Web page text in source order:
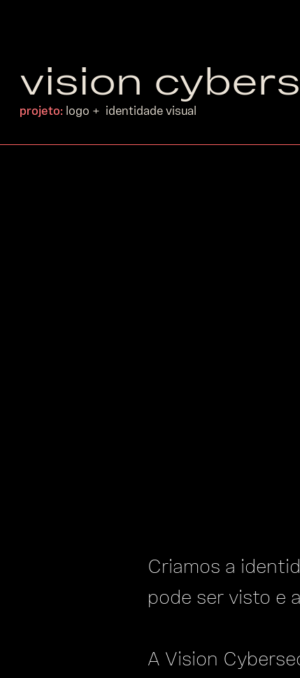
vision
projeto: logo + identidade visual
Criamos a
pode ser visto e
A Vision